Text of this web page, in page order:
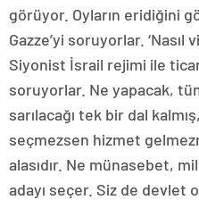
görüyor. Oyların eridiğini
Gazze’yi soruyorlar. ‘Nasıl
Siyonist İsrail rejimi ile
soruyorlar. Ne yapacak,
sarılacağı tek bir dal
seçmezsen hizmet
alasıdır. Ne münasebet,
adayı seçer. Siz de devlet